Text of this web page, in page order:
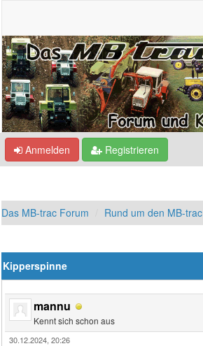
Anmelden Registrieren
Das MB-trac Forum Rund um den MB-trac
Kipperspinne
mannu
Kennt sich schon aus
30.12.2024, 20:26